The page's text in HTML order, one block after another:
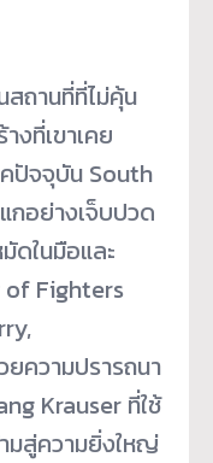
ถานที่ที่ไม่คุ้น
งที่เขาเคย
ปัจจุบัน South
กอย่างเจ็บปวด
ดในมือและ
of Fighters
ความปรารถนา
Krauser ที่ใช้
มสู่ความยิ่งใหญ่